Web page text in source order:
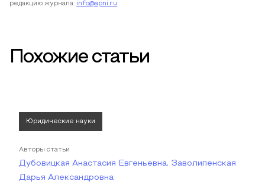
редакцию журнала: info@apni.ru
Похожие статьи
Юридические науки
Авторы статьи
Дубовицкая Анастасия Евгеньевна, Заволипенская
Дарья Александровна